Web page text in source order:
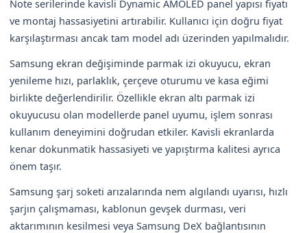
Note serilerinde kavisli Dynamic AMOLED panel yapısı fiyatı
ve montaj hassasiyetini artırabilir. Kullanıcı için doğru fiyat
karşılaştırması ancak tam model adı üzerinden yapılmalıdır.
Samsung ekran değişiminde parmak izi okuyucu, ekran
yenileme hızı, parlaklık, çerçeve oturumu ve kasa eğimi
birlikte değerlendirilir. Özellikle ekran altı parmak izi
okuyucusu olan modellerde panel uyumu, işlem sonrası
kullanım deneyimini doğrudan etkiler. Kavisli ekranlarda
kenar dokunmatik hassasiyeti ve yapıştırma kalitesi ayrıca
önem taşır.
Samsung şarj soketi arızalarında nem algılandı uyarısı, hızlı
şarjın çalışmaması, kablonun gevşek durması, veri
aktarımının kesilmesi veya Samsung DeX bağlantısının